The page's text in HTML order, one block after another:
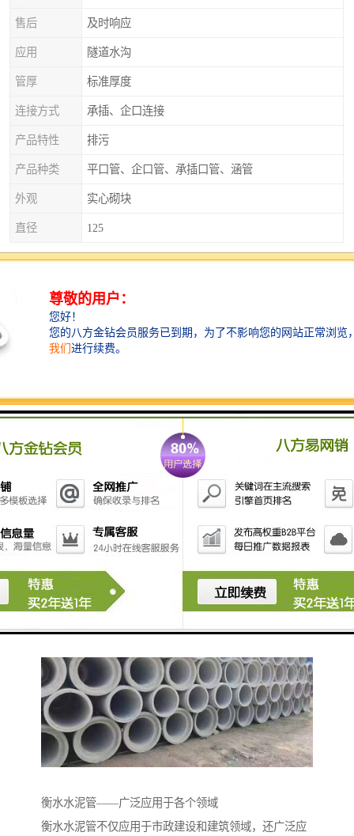
售后 及时响应
应用 隧道水沟
管厚 标准厚度
连接方式 承插、企口连接
产品特性 排污
产品种类 平口管、企口管、承插口管、涵管
外观 实心砌块
直径 125
衡水水泥管：，可持续发展
衡水水泥管注重环保和可持续发展。在生产过程中，厂
家严格控制废弃物的处理和原材料的消耗，确保产品对
环境的影响降到低。
衡水水泥管——不断创新，行业发展
衡水水泥管厂家注重技术创新和产品研发，不断推出新
产品和新技术。这些创新不仅提升了产品的质量和性
能，还了行业的发展方向。在未来，衡水水泥管将继续
发挥重要作用，为各个领域的发展提供支持。
衡水水泥管——广泛应用于各个领域
衡水水泥管不仅应用于市政建设和建筑领域，还广泛应